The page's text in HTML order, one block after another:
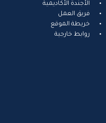
الأجندة الأكاديمية
فريق العمل
خريطة الموقع
روابط خارجية